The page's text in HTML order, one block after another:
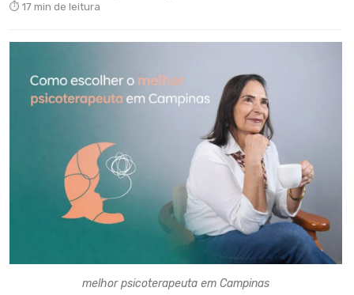
⏱ 17 min de leitura
melhor psicoterapeuta em Campinas